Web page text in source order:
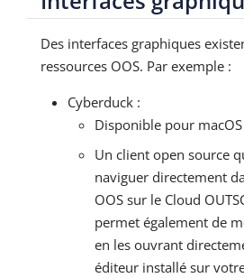
Des interfaces graphiques
ressources OOS. Par exemple :
Cyberduck :
Disponible pour
Un client open source
naviguer directement
OOS sur le Cloud
permet également de
en les ouvrant
éditeur installé sur